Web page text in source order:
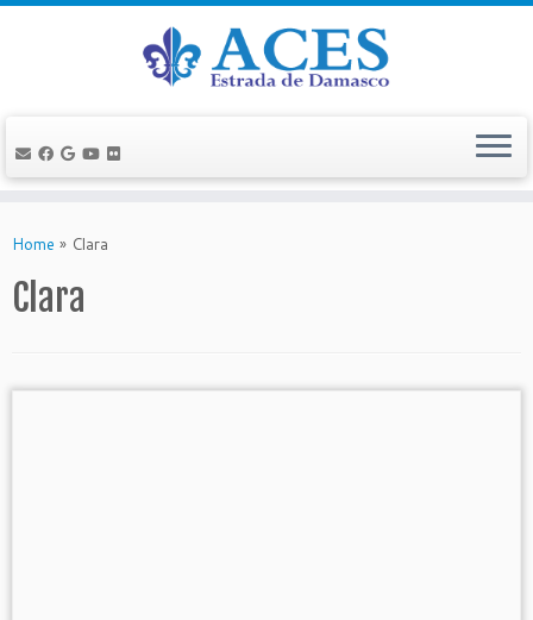
toHome » Clara
Clara